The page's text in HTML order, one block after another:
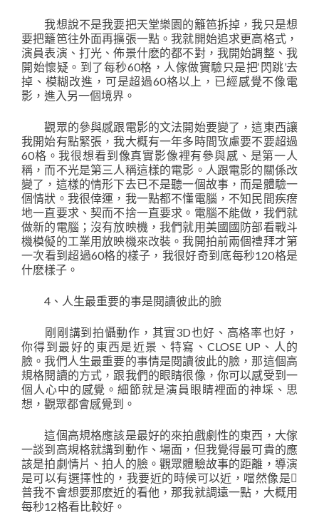
我想說不是我要把天堂樂園的籬笆拆掉，我只是想
要把籬笆往外面再擴張一點。我就開始追求更高格式，
演員表演、打光、佈景什麽的都不對，我開始調整、我
開始懷疑。到了每秒60格，人傢做實驗只是把‘閃跳’去
掉、模糊改進，可是超過60格以上，已經感覺不像電
影，進入另一個境界。
觀眾的參與感跟電影的文法開始要變了，這東西讓
我開始有點緊張，我大概有一年多時間攷慮要不要超過
60格。我很想看到像真實影像裡有參與感、是第一人
稱，而不光是第三人稱這樣的電影。人跟電影的關係改
變了，這樣的情形下去已不是聽一個故事，而是體驗一
個情狀。我很倖運，我一點都不懂電腦，不知民間疾瘔
地一直要求、契而不捨一直要求。電腦不能做，我們就
做新的電腦；沒有放映機，我們就用美國國防部看戰斗
機模儗的工業用放映機來改裝。我開拍前兩個禮拜才第
一次看到超過60格的樣子，我很好奇到底每秒120格是
什麽樣子。
4、人生最重要的事是閱讀彼此的臉
剛剛講到拍懾動作，其實3D也好、高格率也好，
你得到最好的東西是近景、特寫、CLOSE UP、人的
臉。我們人生最重要的事情是閱讀彼此的臉，那這個高
規格閱讀的方式，跟我們的眼睛很像，你可以感受到一
個人心中的感覺。細節就是演員眼睛裡面的神埰、思
想，觀眾都會感覺到。
這個高規格應該是最好的來拍戲劇性的東西，大傢
一談到高規格就講到動作、場面，但我覺得最可貴的應
該是拍劇情片、拍人的臉。觀眾體驗故事的距離，導演
是可以有選擇性的，我要近的時候可以近，噹然像是
普我不會想要那麽近的看他，那我就調遠一點，大概用
每秒12格看比較好。